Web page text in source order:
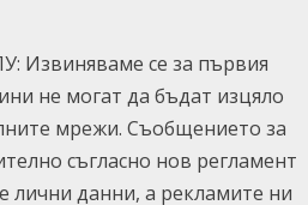
Извиняваме се за първия
не могат да бъдат изцяло
мрежи. Съобщението за
съгласно нов регламент
лични данни, а рекламите ни